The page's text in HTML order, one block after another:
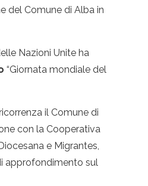
del Comune di Alba in
Nazioni Unite ha
“Giornata mondiale del
il Comune di
con la Cooperativa
e Migrantes,
approfondimento sul